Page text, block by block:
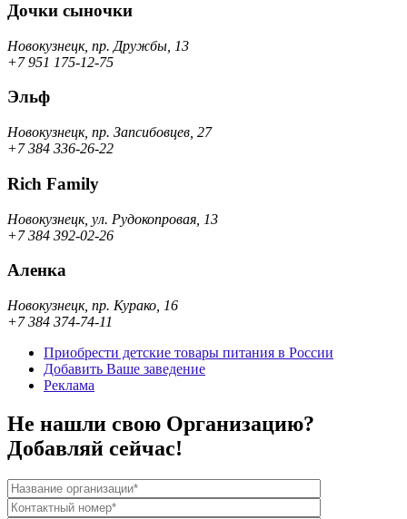
Дочки сыночки
Новокузнецк, пр. Дружбы, 13
+7 951 175-12-75
Эльф
Новокузнецк, пр. Запсибовцев, 27
+7 384 336-26-22
Rich Family
Новокузнецк, ул. Рудокопровая, 13
+7 384 392-02-26
Аленка
Новокузнецк, пр. Курако, 16
+7 384 374-74-11
Приобрести детские товары питания в России
Добавить Ваше заведение
Реклама
Не нашли свою Организацию?
Добавляй сейчас!